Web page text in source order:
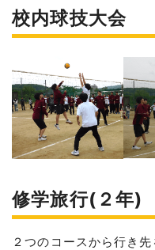
校内球技大会
修学旅行(２年)
２つのコースから行き